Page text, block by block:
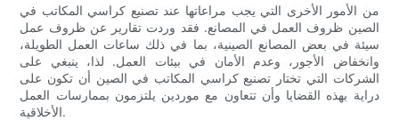
من الأمور الأخرى التي يجب مراعاتها عند تصنيع كراسي المكاتب في
الصين ظروف العمل في المصانع. فقد وردت تقارير عن ظروف عمل
سيئة في بعض المصانع الصينية، بما في ذلك ساعات العمل الطويلة،
وانخفاض الأجور، وعدم الأمان في بيئات العمل. لذا، ينبغي على
الشركات التي تختار تصنيع كراسي المكاتب في الصين أن تكون على
دراية بهذه القضايا وأن تتعاون مع موردين يلتزمون بممارسات العمل
الأخلاقية.